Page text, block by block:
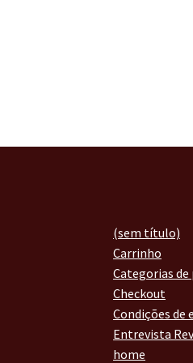
(sem título)
Carrinho
Categorias
Checkout
Condições de
Entrevista
home